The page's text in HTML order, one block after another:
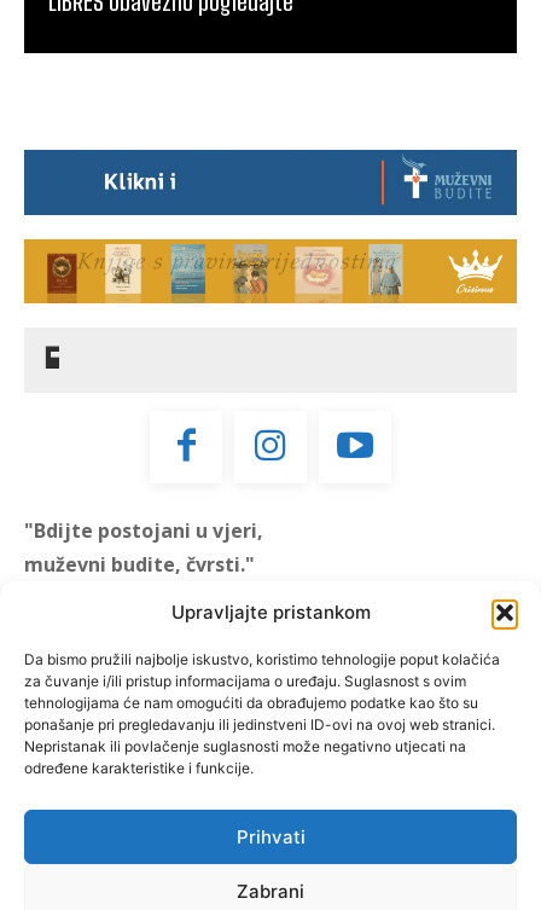
Upravljajte pristankom
Da bismo pružili najbolje iskustvo, koristimo tehnologije poput kolačića
za čuvanje i/ili pristup informacijama o uređaju. Suglasnost s ovim
tehnologijama će nam omogućiti da obrađujemo podatke kao što su
ponašanje pri pregledavanju ili jedinstveni ID-ovi na ovoj web stranici.
Nepristanak ili povlačenje suglasnosti može negativno utjecati na
određene karakteristike i funkcije.
Prihvati
Zabrani
"Bdijte postojani u vjeri,
muževni budite, čvrsti."
"Muževni budite" prvi je
hrvatski portal za katoličke
muškarce koji pokušava
reafirmirati u današnje
vrijeme itekako narušen
koji pokušavamo osvijetliti iz
više aspekata, prigodnih
rubrika i poticajnih inicijativa.